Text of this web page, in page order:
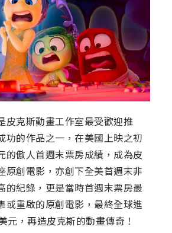
皮克斯動畫工作室最受歡迎推
功的作品之一，在美國上映之初
的傲人首週末票房成績，成為皮
原創電影，亦創下全美首週末非
的紀錄，更是當時首週末票房最
或重啟的原創電影，最終全球進
元，再造皮克斯的動畫傳奇！